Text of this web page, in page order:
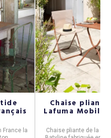
France la
Chaise pliante
Lafuma
Chaise pliantede la